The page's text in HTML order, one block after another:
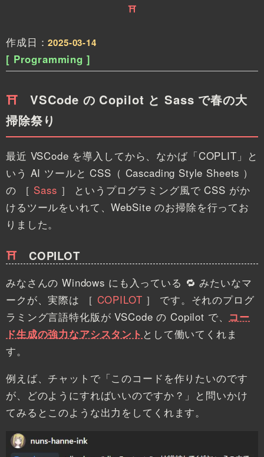
⛩
作成日：2025-03-14
[ Programming ]
VSCode の Copilot と Sass で春の大
掃除祭り
最近 VSCode を導入してから、なかば「COPLIT」と
いう AI ツールと CSS（ Cascading Style Sheets ）
の
［ Sass ］
というプログラミング風で CSS がか
けるツールをいれて、WebSite のお掃除を行ってお
りました。
COPILOT
みなさんの Windows にも入っている 🔁 みたいなマ
ークが、実際は
［ COPILOT ］
です。それのプログ
ラミング言語特化版が VSCode の Copilot で、 コー
ド生成の強力なアシスタント として働いてくれま
す。
例えば、チャットで「このコードを作りたいのです
が、どのようにすればいいのですか？」と問いかけ
てみるとこのような出力をしてくれます。